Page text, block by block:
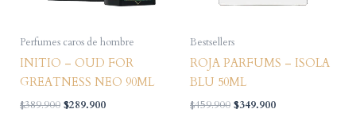
Perfumes caros de hombre
INITIO – OUD FOR
GREATNESS NEO 90ML
$389.900 El
$289.900El
Bestsellers
ROJA PARFUMS – ISOLA
BLU 50ML
$459.900 El
$349.900El